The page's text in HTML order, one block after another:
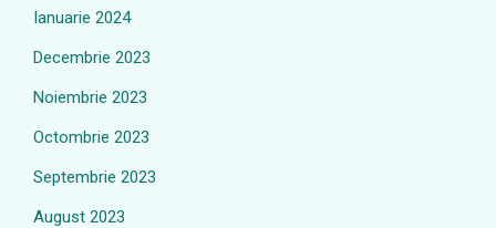
Ianuarie 2024
Decembrie 2023
Noiembrie 2023
Octombrie 2023
Septembrie 2023
August 2023